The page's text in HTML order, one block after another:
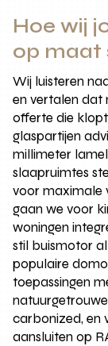
Hoe wij
op maat
Wij luisteren
en vertalen dat
offerte die
glaspartijen
millimeter
slaapruimtes
voor maximale
gaan we voor
woningen
stil buismotor
populaire
toepassingen
carbonized, en
aansluiten op